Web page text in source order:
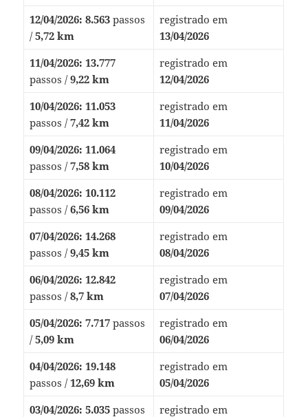
12/04/2026: 8.563passos
/5,72 km
registrado em
13/04/2026
11/04/2026: 13.777
passos /9,22 km
registrado em
12/04/2026
10/04/2026: 11.053
passos /7,42 km
registrado em
11/04/2026
09/04/2026: 11.064
passos /7,58 km
registrado em
10/04/2026
08/04/2026: 10.112
passos /6,56 km
registrado em
09/04/2026
07/04/2026: 14.268
passos /9,45 km
registrado em
08/04/2026
06/04/2026: 12.842
passos /8,7 km
registrado em
07/04/2026
05/04/2026: 7.717passos
/5,09 km
registrado em
06/04/2026
04/04/2026: 19.148
passos /12,69 km
registrado em
05/04/2026
03/04/2026: 5.035passos
registrado em